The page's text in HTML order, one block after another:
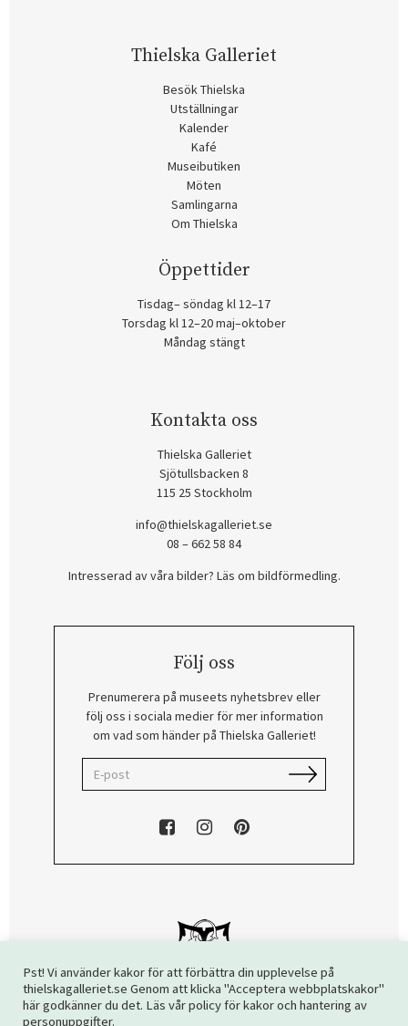
Thielska Galleriet
Besök Thielska
Utställningar
Kalender
Kafé
Museibutiken
Möten
Samlingarna
Om Thielska
Öppettider
Tisdag– söndag kl 12–17
Torsdag kl 12–20 maj–oktober
Måndag stängt
Kontakta oss
Thielska Galleriet
Sjötullsbacken 8
115 25 Stockholm
info@thielskagalleriet.se
08 – 662 58 84
Intresserad av våra bilder? Läs om bildförmedling.
Följ oss
Prenumerera på museets nyhetsbrev eller
följ oss i sociala medier för mer information
om vad som händer på Thielska Galleriet!
Copyright © 2026 Thielska Galleriet. Alla rättigheter reserverade.
Pst! Vi använder kakor för att förbättra din upplevelse på
thielskagalleriet.se Genom att klicka "Acceptera webbplatskakor"
här godkänner du det. Läs vår policy för kakor och hantering av
personuppgifter.